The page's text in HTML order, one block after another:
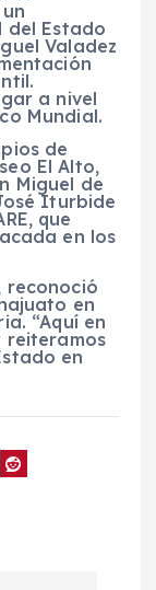
del Estado
Valadez
a nivel
Mundial.
de
El Alto,
Miguel de
Iturbide
que
en los
reconoció
en
“Aquí en
reiteramos
en